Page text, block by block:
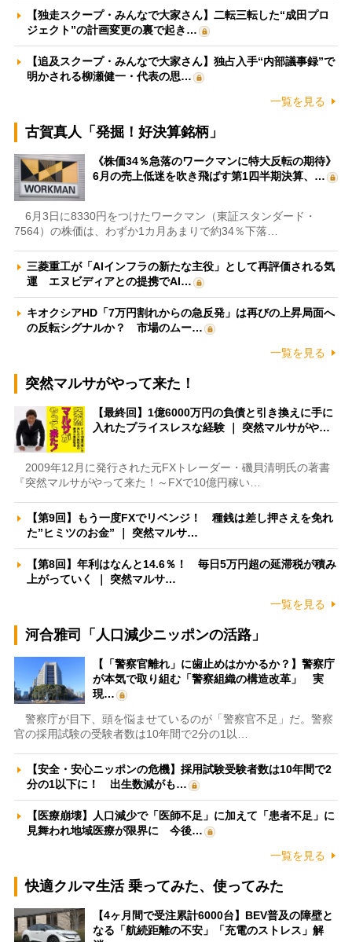
【独走スクープ・みんなで大家さん】二転三転した“成田プロ
ジェクト”の計画変更の裏で起き…
【追及スクープ・みんなで大家さん】独占入手“内部議事録”で
明かされる柳瀬健一・代表の思…
一覧を見る
古賀真人「発掘！好決算銘柄」
《株価34％急落のワークマンに特大反転の期待》
6月の売上低迷を吹き飛ばす第1四半期決算、…
6月3日に8330円をつけたワークマン（東証スタンダード・
7564）の株価は、わずか1カ月あまりで約34％下落…
三菱重工が「AIインフラの新たな主役」として再評価される気
運 エヌビディアとの提携でAI…
キオクシアHD「7万円割れからの急反発」は再びの上昇局面へ
の反転シグナルか？ 市場のムー…
一覧を見る
突然マルサがやって来た！
【最終回】1億6000万円の負債と引き換えに手に
入れたプライスレスな経験 ｜ 突然マルサがや…
2009年12月に発行された元FXトレーダー・磯貝清明氏の著書
『突然マルサがやって来た！～FXで10億円稼い…
【第9回】もう一度FXでリベンジ！ 種銭は差し押さえを免れ
た”ヒミツのお金” ｜ 突然マルサ…
【第8回】年利はなんと14.6％！ 毎日5万円超の延滞税が積み
上がっていく ｜ 突然マルサ…
一覧を見る
河合雅司「人口減少ニッポンの活路」
【「警察官離れ」に歯止めはかかるか？】警察庁
が本気で取り組む「警察組織の構造改革」 実
現…
警察庁が目下、頭を悩ませているのが「警察官不足」だ。警察
官の採用試験の受験者数は10年間で2分の1以…
【安全・安心ニッポンの危機】採用試験受験者数は10年間で2
分の1以下に！ 出生数減がも…
【医療崩壊】人口減少で「医師不足」に加えて「患者不足」に
見舞われ地域医療が限界に 今後…
一覧を見る
快適クルマ生活 乗ってみた、使ってみた
【4ヶ月間で受注累計6000台】BEV普及の障壁と
なる「航続距離の不安」「充電のストレス」解